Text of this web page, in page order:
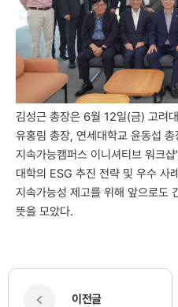
김성근 총장은 6월 12일(금) 고려
유홍림 총장, 연세대학교 윤동섭
지속가능캠퍼스 이니셔티브 워크
대학의 ESG 추진 전략 및 우수 사
지속가능성 제고를 위해 앞으로도
뜻을 모았다.
이전글